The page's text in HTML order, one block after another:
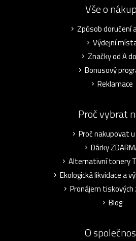
Vše o
Způsob doručení
Výdejní
Značky od A
Bonusový
Reklamace
Proč vybrat
Proč nakupovat
Dárky
Alternativní tonery
Ekologická likvidace a
Pronájem tiskových
Blog
O